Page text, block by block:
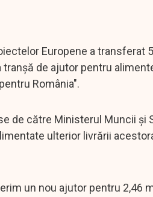
Europene a transferat
de ajutor pentru
România".
de către Ministerul Muncii și
ulterior livrării
un nou ajutor pentru 2,46